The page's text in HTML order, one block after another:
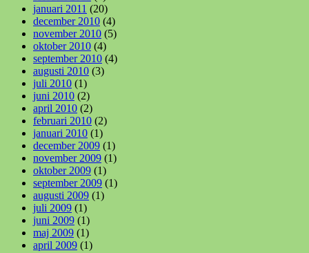
januari 2011 (20)
december 2010 (4)
november 2010 (5)
oktober 2010 (4)
september 2010 (4)
augusti 2010 (3)
juli 2010 (1)
juni 2010 (2)
april 2010 (2)
februari 2010 (2)
januari 2010 (1)
december 2009 (1)
november 2009 (1)
oktober 2009 (1)
september 2009 (1)
augusti 2009 (1)
juli 2009 (1)
juni 2009 (1)
maj 2009 (1)
april 2009 (1)